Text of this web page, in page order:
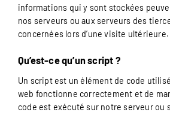
informations qui y sont stockées
nos serveurs ou aux serveurs des
concernées lors d’une visite ultérieure.
Qu’est-ce qu’un script ?
Un script est un élément de code
web fonctionne correctement et de
code est exécuté sur notre serveur ou